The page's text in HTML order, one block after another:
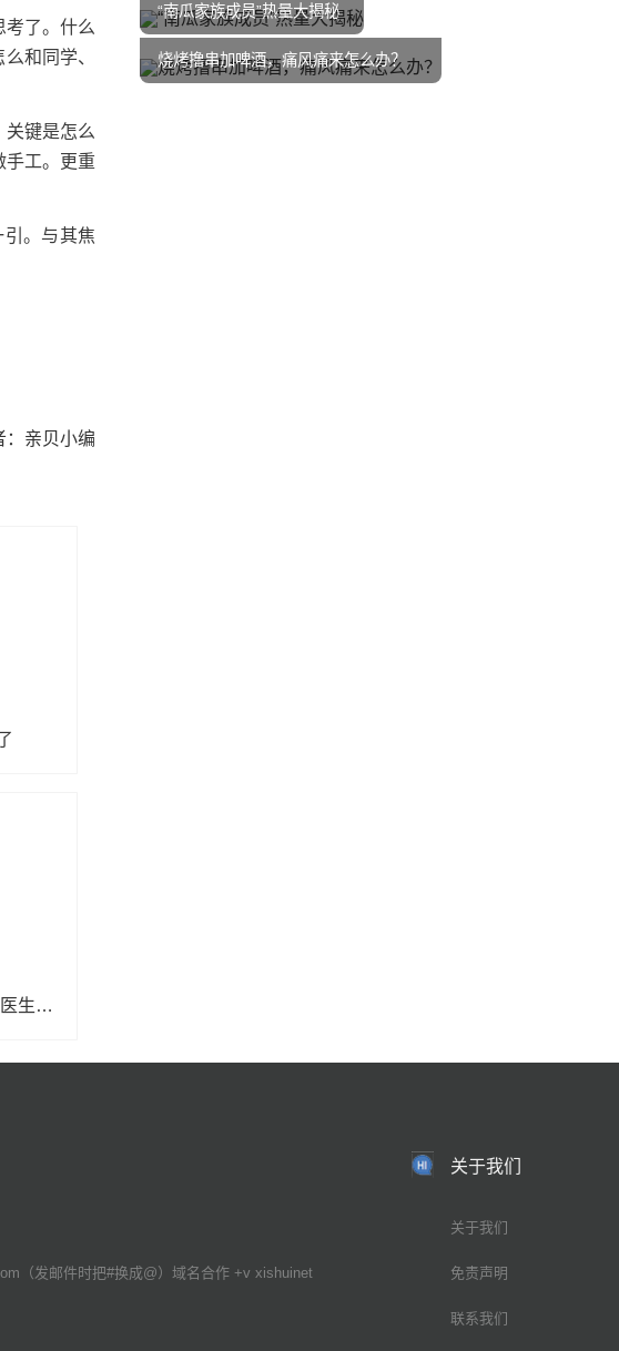
了。什么
和同学、
键是怎么
手工。更重
。与其焦
：亲贝小编
31岁主播3年中风3次，医生：不良生活习惯是“元凶”
“南瓜家族成员”热量大揭秘
烧烤撸串加啤酒，痛风痛来怎么办？
（发邮件时把#换成@）域名合作 +v xishuinet
关于我们
关于我们
免责声明
联系我们